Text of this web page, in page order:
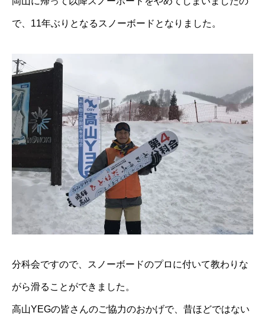
で、11年ぶりとなるスノーボードとなりました。
分科会ですので、スノーボードのプロに付いて教わりな
がら滑ることができました。
高山YEGの皆さんのご協力のおかげで、昔ほどではない